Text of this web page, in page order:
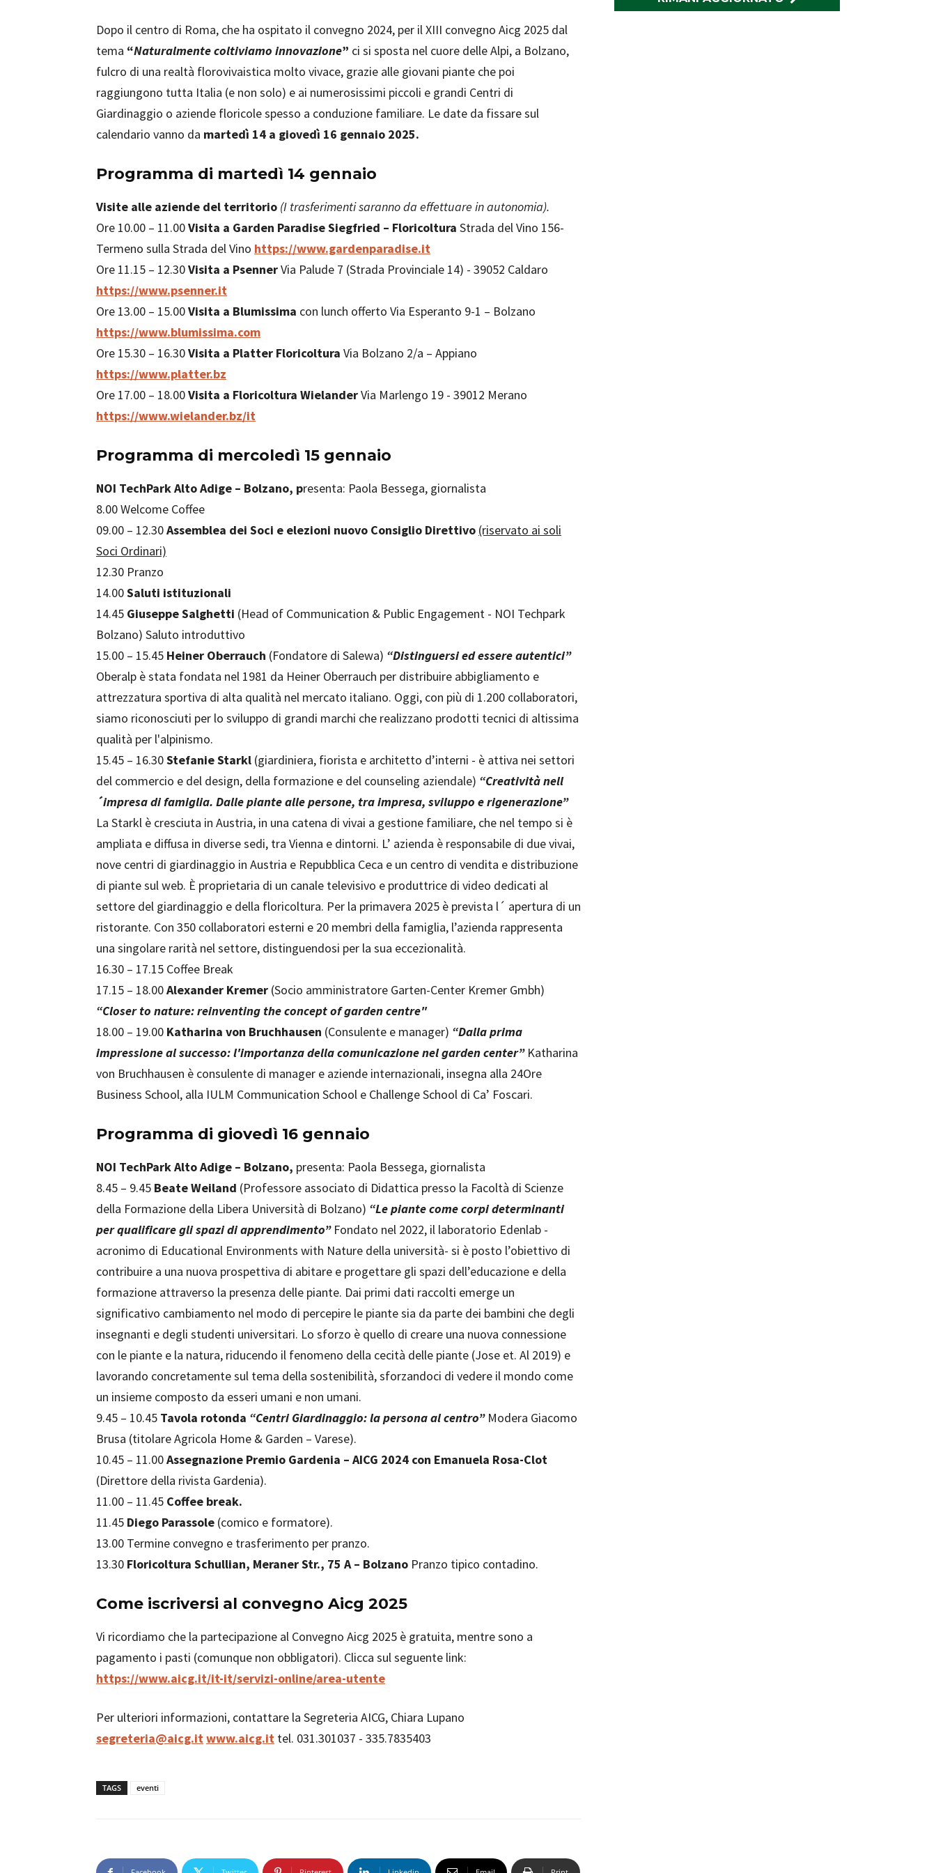
Dopo il centro di Roma, che ha ospitato il convegno 2024, per il XIII convegno Aicg 2025 dal
tema “Naturalmente coltiviamo innovazione” ci si sposta nel cuore delle Alpi, a Bolzano,
fulcro di una realtà florovivaistica molto vivace, grazie alle giovani piante che poi
raggiungono tutta Italia (e non solo) e ai numerosissimi piccoli e grandi Centri di
Giardinaggio o aziende floricole spesso a conduzione familiare. Le date da fissare sul
calendario vanno da martedì 14 a giovedì 16 gennaio 2025.
Programma di martedì 14 gennaio
Visite alle aziende del territorio (I trasferimenti saranno da effettuare in autonomia).
Ore 10.00 – 11.00Visita a Garden Paradise Siegfried – Floricoltura Strada del Vino 156-
Termeno sulla Strada del Vino https://www.gardenparadise.it
Ore 11.15 – 12.30Visita a PsennerVia Palude 7 (Strada Provinciale 14) - 39052 Caldaro
https://www.psenner.it
Ore 13.00 – 15.00Visita a Blumissima con lunch offerto Via Esperanto 9-1 – Bolzano
https://www.blumissima.com
Ore 15.30 – 16.30Visita a Platter Floricoltura Via Bolzano 2/a – Appiano
https://www.platter.bz
Ore 17.00 – 18.00Visita a Floricoltura WielanderVia Marlengo 19 - 39012 Merano
https://www.wielander.bz/it
Programma di mercoledì 15 gennaio
NOI TechPark Alto Adige – Bolzano, presenta: Paola Bessega, giornalista
8.00 Welcome Coffee
09.00 – 12.30Assemblea dei Soci e elezioni nuovo Consiglio Direttivo (riservato ai soli
Soci Ordinari)
12.30 Pranzo
14.00Saluti istituzionali
14.45 Giuseppe Salghetti (Head of Communication & Public Engagement - NOI Techpark
Bolzano) Saluto introduttivo
15.00 – 15.45 Heiner Oberrauch (Fondatore di Salewa) “Distinguersi ed essere autentici”
Oberalp è stata fondata nel 1981 da Heiner Oberrauch per distribuire abbigliamento e
attrezzatura sportiva di alta qualità nel mercato italiano. Oggi, con più di 1.200 collaboratori,
siamo riconosciuti per lo sviluppo di grandi marchi che realizzano prodotti tecnici di altissima
qualità per l'alpinismo.
15.45 – 16.30Stefanie Starkl (giardiniera, fiorista e architetto d’interni - è attiva nei settori
del commercio e del design, della formazione e del counseling aziendale) “Creatività nell
´impresa di famiglia. Dalle piante alle persone, tra impresa, sviluppo e rigenerazione”
La Starkl è cresciuta in Austria, in una catena di vivai a gestione familiare, che nel tempo si è
ampliata e diffusa in diverse sedi, tra Vienna e dintorni. L’ azienda è responsabile di due vivai,
nove centri di giardinaggio in Austria e Repubblica Ceca e un centro di vendita e distribuzione
di piante sul web. È proprietaria di un canale televisivo e produttrice di video dedicati al
settore del giardinaggio e della floricoltura. Per la primavera 2025 è prevista l´ apertura di un
ristorante. Con 350 collaboratori esterni e 20 membri della famiglia, l’azienda rappresenta
una singolare rarità nel settore, distinguendosi per la sua eccezionalità.
16.30 – 17.15 Coffee Break
17.15 – 18.00Alexander Kremer (Socio amministratore Garten-Center Kremer Gmbh)
“Closer to nature: reinventing the concept of garden centre"
18.00 – 19.00 Katharina von Bruchhausen (Consulente e manager) “Dalla prima
impressione al successo: l'importanza della comunicazione nel garden center” Katharina
von Bruchhausen è consulente di manager e aziende internazionali, insegna alla 24Ore
Business School, alla IULM Communication School e Challenge School di Ca’ Foscari.
Programma di giovedì 16 gennaio
NOI TechPark Alto Adige – Bolzano, presenta: Paola Bessega, giornalista
8.45 – 9.45 Beate Weiland (Professore associato di Didattica presso la Facoltà di Scienze
della Formazione della Libera Università di Bolzano) “Le piante come corpi determinanti
per qualificare gli spazi di apprendimento” Fondato nel 2022, il laboratorio Edenlab -
acronimo di Educational Environments with Nature della università- si è posto l’obiettivo di
contribuire a una nuova prospettiva di abitare e progettare gli spazi dell’educazione e della
formazione attraverso la presenza delle piante. Dai primi dati raccolti emerge un
significativo cambiamento nel modo di percepire le piante sia da parte dei bambini che degli
insegnanti e degli studenti universitari. Lo sforzo è quello di creare una nuova connessione
con le piante e la natura, riducendo il fenomeno della cecità delle piante (Jose et. Al 2019) e
lavorando concretamente sul tema della sostenibilità, sforzandoci di vedere il mondo come
un insieme composto da esseri umani e non umani.
9.45 – 10.45 Tavola rotonda “Centri Giardinaggio: la persona al centro” Modera Giacomo
Brusa (titolare Agricola Home & Garden – Varese).
10.45 – 11.00Assegnazione Premio Gardenia – AICG 2024 con Emanuela Rosa-Clot
(Direttore della rivista Gardenia).
11.00 – 11.45 Coffee break.
11.45 Diego Parassole (comico e formatore).
13.00 Termine convegno e trasferimento per pranzo.
13.30 Floricoltura Schullian, Meraner Str., 75 A – Bolzano Pranzo tipico contadino.
Come iscriversi al convegno Aicg 2025
Vi ricordiamo che la partecipazione al Convegno Aicg 2025 è gratuita, mentre sono a
pagamento i pasti (comunque non obbligatori). Clicca sul seguente link:
https://www.aicg.it/it-it/servizi-online/area-utente
Per ulteriori informazioni, contattare la Segreteria AICG, Chiara Lupano
segreteria@aicg.itwww.aicg.it tel. 031.301037 - 335.7835403
TAGS eventi